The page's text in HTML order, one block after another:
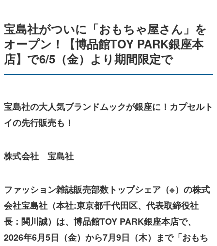
宝島社がついに「おもちゃ屋さん」を
オープン！【博品館TOY PARK銀座本
店】で6/5（金）より期間限定で
宝島社の大人気ブランドムックが銀座に！カプセルト
イの先行販売も！
株式会社 宝島社
ファッション雑誌販売部数トップシェア（※）の株式
会社宝島社（本社:東京都千代田区、代表取締役社
長：関川誠）は、博品館TOY PARK銀座本店で、
2026年6月5日（金）から7月9日（木）まで「おもち